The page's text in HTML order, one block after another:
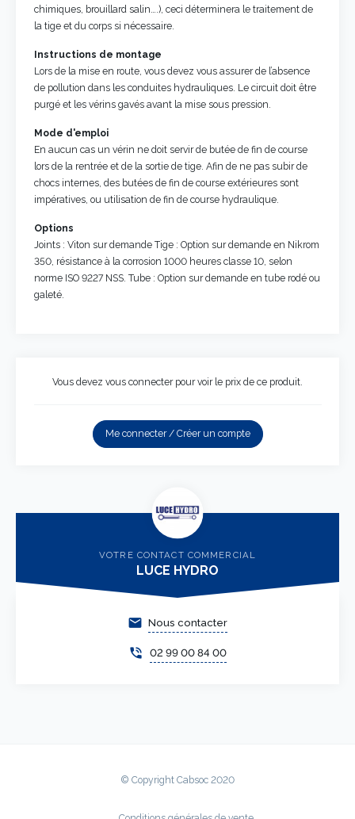
chimiques, brouillard salin….), ceci déterminera le traitement de
la tige et du corps si nécessaire.
Instructions de montage
Lors de la mise en route, vous devez vous assurer de l’absence
de pollution dans les conduites hydrauliques. Le circuit doit être
purgé et les vérins gavés avant la mise sous pression.
Mode d'emploi
En aucun cas un vérin ne doit servir de butée de fin de course
lors de la rentrée et de la sortie de tige. Afin de ne pas subir de
chocs internes, des butées de fin de course extérieures sont
impératives, ou utilisation de fin de course hydraulique.
Options
Joints : Viton sur demande Tige : Option sur demande en Nikrom
350, résistance à la corrosion 1000 heures classe 10, selon
norme ISO 9227 NSS. Tube : Option sur demande en tube rodé ou
galeté.
Vous devez vous connecter pour voir le prix de ce produit.
Me connecter / Créer un compte
VOTRE CONTACT COMMERCIAL
LUCE HYDRO
email Nous contacter
phone_in_talk 02 99 00 84 00
© Copyright Cabsoc 2020